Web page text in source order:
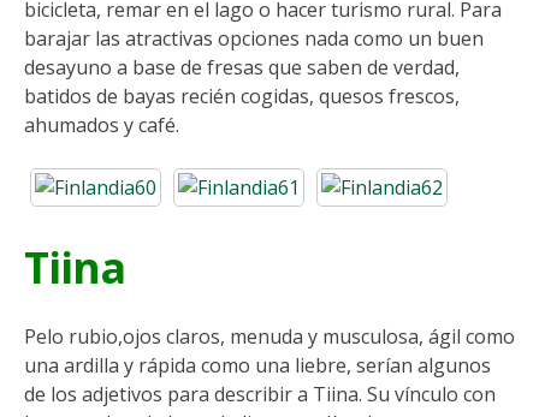
bicicleta, remar en el lago o hacer turismo rural. Para
barajar las atractivas opciones nada como un buen
desayuno a base de fresas que saben de verdad,
batidos de bayas recién cogidas, quesos frescos,
ahumados y café.
Tiina
Pelo rubio,ojos claros, menuda y musculosa, ágil como
una ardilla y rápida como una liebre, serían algunos
de los adjetivos para describir a Tiina. Su vínculo con